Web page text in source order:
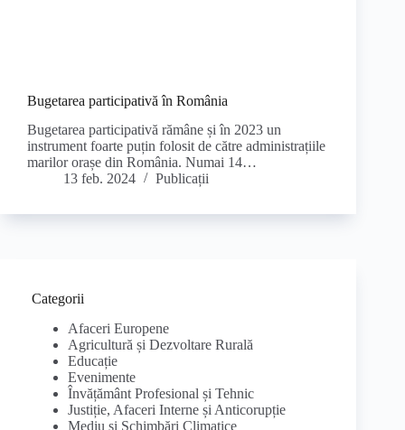
Bugetarea participativă în România
Bugetarea participativă rămâne și în 2023 un
instrument foarte puțin folosit de către administrațiile
marilor orașe din România. Numai 14…
13 feb. 2024
Publicații
Categorii
Afaceri Europene
Agricultură și Dezvoltare Rurală
Educație
Evenimente
Învățământ Profesional și Tehnic
Justiție, Afaceri Interne și Anticorupție
Mediu și Schimbări Climatice